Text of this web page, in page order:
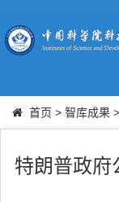
首页 > 智库成果 >
特朗普政府